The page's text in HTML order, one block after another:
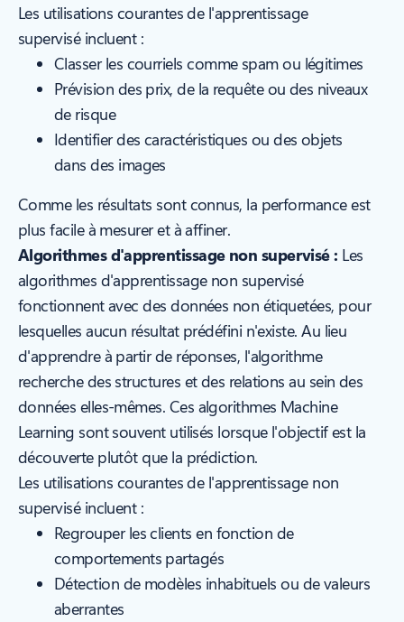
Les utilisations courantes de l'apprentissage
supervisé incluent :
Classer les courriels comme spam ou légitimes
Prévision des prix, de la requête ou des niveaux
de risque
Identifier des caractéristiques ou des objets
dans des images
Comme les résultats sont connus, la performance est
plus facile à mesurer et à affiner.
Algorithmes d'apprentissage non supervisé : Les
algorithmes d'apprentissage non supervisé
fonctionnent avec des données non étiquetées, pour
lesquelles aucun résultat prédéfini n'existe. Au lieu
d'apprendre à partir de réponses, l'algorithme
recherche des structures et des relations au sein des
données elles-mêmes. Ces algorithmes Machine
Learning sont souvent utilisés lorsque l'objectif est la
découverte plutôt que la prédiction.
Les utilisations courantes de l'apprentissage non
supervisé incluent :
Regrouper les clients en fonction de
comportements partagés
Détection de modèles inhabituels ou de valeurs
aberrantes